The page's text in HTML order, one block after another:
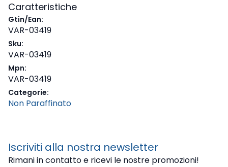
Caratteristiche
Gtin/Ean:
VAR-03419
Sku:
VAR-03419
Mpn:
VAR-03419
Categorie:
Non Paraffinato
Iscriviti alla nostra newsletter
Rimani in contatto e ricevi le nostre promozioni!